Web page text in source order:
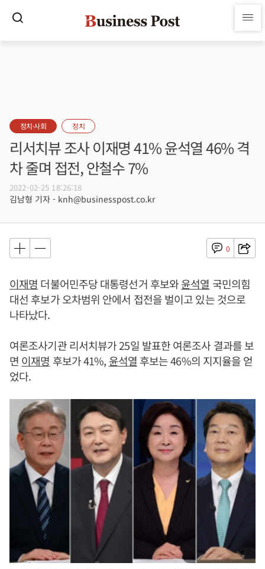
정치·사회 정치
리서치뷰 조사 이재명 41% 윤석열 46% 격
차 줄며 접전, 안철수 7%
2022-02-25 18:26:18
김남형 기자 - knh@businesspost.co.kr
0
이재명 더불어민주당 대통령선거 후보와윤석열 국민의힘
대선 후보가 오차범위 안에서 접전을 벌이고 있는 것으로
나타났다.
여론조사기관 리서치뷰가 25일 발표한 여론조사 결과를 보
면 이재명 후보가 41%, 윤석열 후보는 46%의 지지율을 얻
었다.